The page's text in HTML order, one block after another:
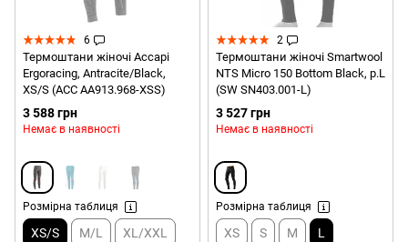
6
Термоштани жіночі Accapi
Ergoracing, Antracite/Black,
XS/S (ACC АA913.968-XSS)
3 588 грн
Немає в наявності
Розмірна таблиця
XS/S M/L XL/XXL
2
Термоштани жіночі Smartwool
NTS Micro 150 Bottom Black, р.L
(SW SN403.001-L)
3 527 грн
Немає в наявності
Розмірна таблиця
XS S M L